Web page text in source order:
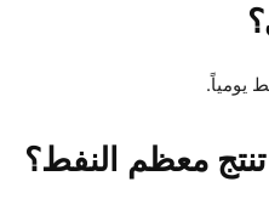
معظم النفط؟